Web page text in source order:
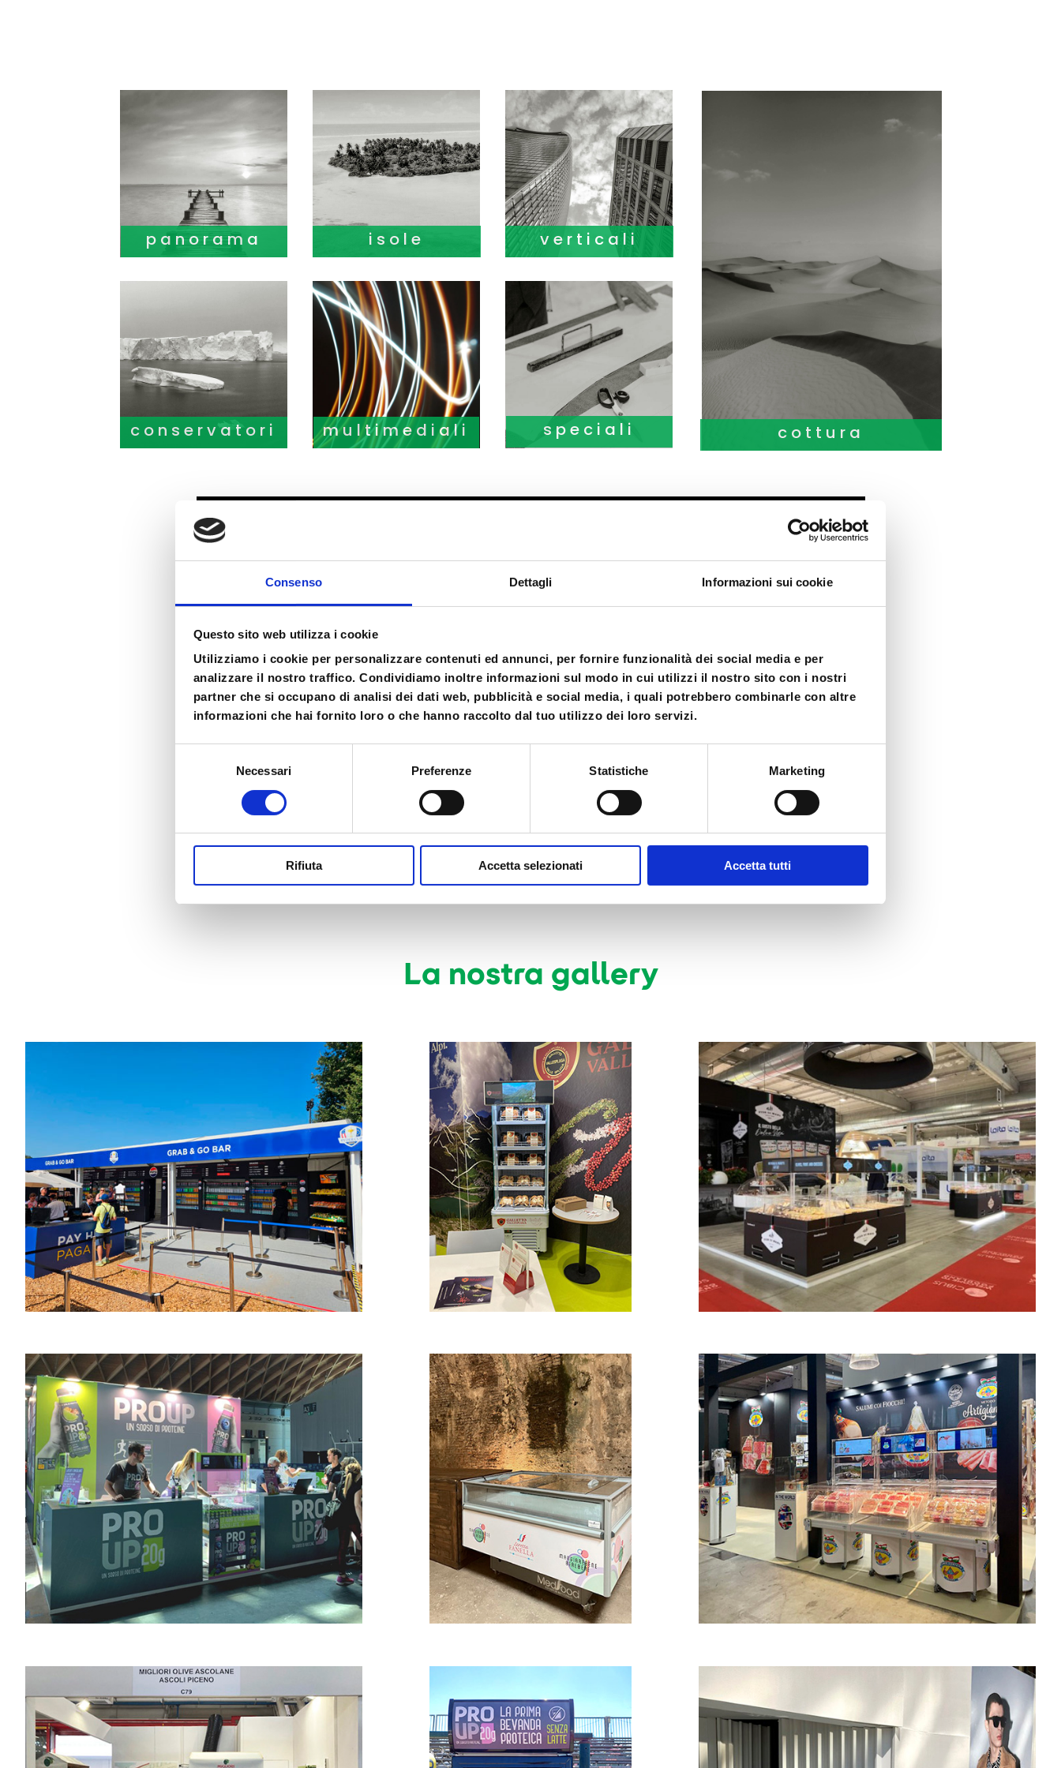
Consenso Dettagli Informazioni sui cookie
Questo sito web utilizza i cookie
Utilizziamo i cookie per personalizzare contenuti ed annunci, per fornire funzionalità dei social media e per
analizzare il nostro traffico. Condividiamo inoltre informazioni sul modo in cui utilizzi il nostro sito con i nostri
partner che si occupano di analisi dei dati web, pubblicità e social media, i quali potrebbero combinarle con altre
informazioni che hai fornito loro o che hanno raccolto dal tuo utilizzo dei loro servizi.
Necessari Preferenze Statistiche Marketing
Rifiuta Accetta selezionati Accetta tutti
panorama isole verticali
conservatori multimediali speciali cottura
La nostra gallery